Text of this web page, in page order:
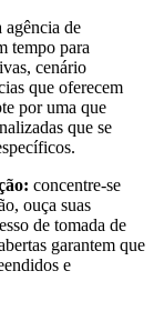
agência de
tempo para
cenário
que oferecem
por uma que
que se
concentre-se
ouça suas
de tomada de
garantem que
e